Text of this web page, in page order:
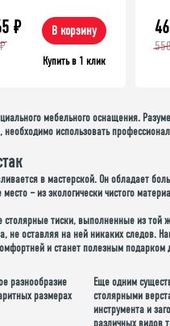
₽ В корзину
Купить в 1 клик
мебельного оснащения.
использовать
в мастерской. Он обладает
– из экологически чистого
тиски, выполненные из той
оставляя на ней никаких следов.
и станет полезным
разнообразие
размерах
Еще одним
столярными
инструмента и
различныхвидов